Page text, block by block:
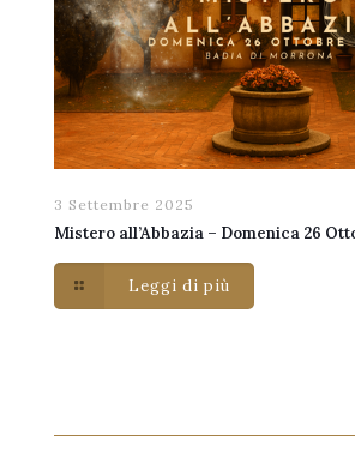
3 Settembre 2025
Mistero all’Abbazia – Domenica 26
Leggi di più